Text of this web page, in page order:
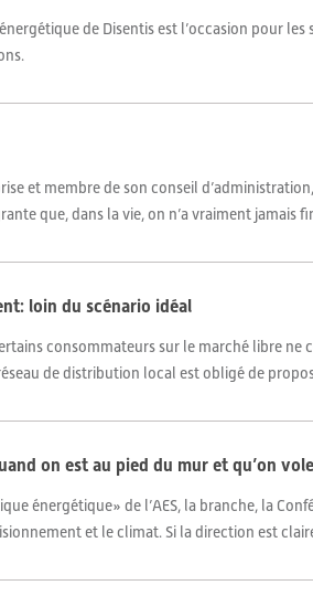
de Disentis est l’occasion pour
et membre de son conseil
que, dans la vie, on n’a vraiment jamais
loin du scénario idéal
consommateurs sur le marché libre
de distribution local est obligé de
on est au pied du mur et qu’on
énergétique» de l’AES, la branche, la
et le climat. Si la direction est